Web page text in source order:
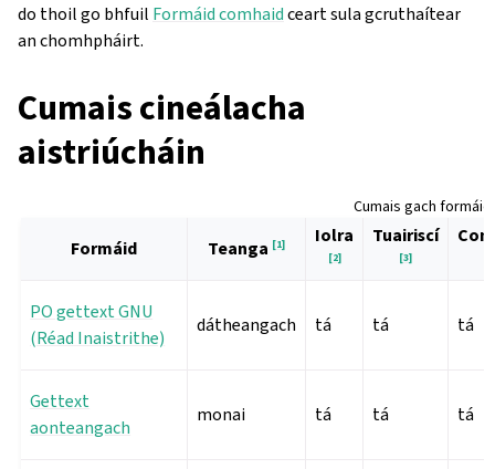
do thoil go bhfuil Formáid comhaidceart sula gcruthaítear
an chomhpháirt.
Cumais cineálacha
aistriúcháin
Cumais gach
Formáid Teanga [1] Iolra
[2]
Tuairiscí
[3]
PO gettext GNU
(Réad Inaistrithe)
dátheangach tá tá tá
Gettext
aonteangach
monai tá tá tá